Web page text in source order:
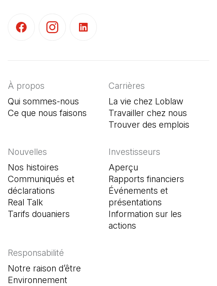
À propos
Qui sommes-nous
Ce que nous faisons
Carrières
La vie chez Loblaw
Travailler chez nous
Trouver des emplois
Nouvelles
Nos histoires
Communiqués et
déclarations
Real Talk
Tarifs douaniers
Investisseurs
Aperçu
Rapports financiers
Événements et
présentations
Information sur les
actions
Responsabilité
Notre raison d’être
Environnement